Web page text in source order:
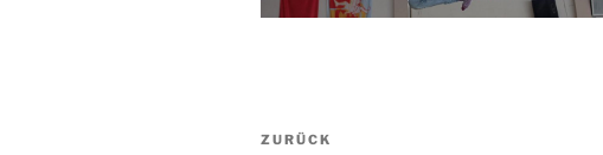
Beitragsnavigation
Vorheriger
ZURÜCK